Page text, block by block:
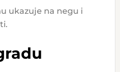
ukazuje na negu i